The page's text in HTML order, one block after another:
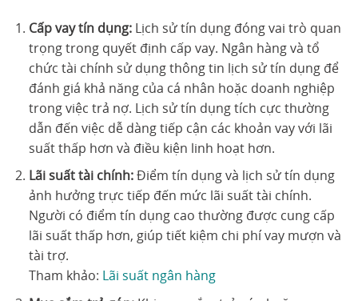
Cấp vay tín dụng:Lịch sử tín dụng đóng vai trò quan
trọng trong quyết định cấp vay. Ngân hàng và tổ
chức tài chính sử dụng thông tin lịch sử tín dụng để
đánh giá khả năng của cá nhân hoặc doanh nghiệp
trong việc trả nợ. Lịch sử tín dụng tích cực thường
dẫn đến việc dễ dàng tiếp cận các khoản vay với lãi
suất thấp hơn và điều kiện linh hoạt hơn.
Lãi suất tài chính:Điểm tín dụng và lịch sử tín dụng
ảnh hưởng trực tiếp đến mức lãi suất tài chính.
Người có điểm tín dụng cao thường được cung cấp
lãi suất thấp hơn, giúp tiết kiệm chi phí vay mượn và
tài trợ.
Tham khảo: Lãi suất ngân hàng